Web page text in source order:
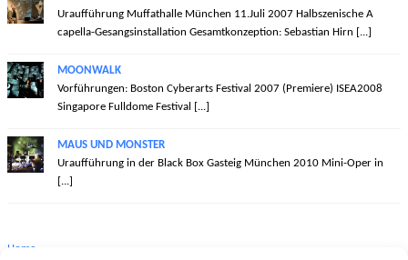
Uraufführung Muffathalle München 11.Juli 2007 Halbszenische A
capella-Gesangsinstallation Gesamtkonzeption: Sebastian Hirn [...]
MOONWALK
Vorführungen: Boston Cyberarts Festival 2007 (Premiere) ISEA2008
Singapore Fulldome Festival [...]
MAUS UND MONSTER
Uraufführung in der Black Box Gasteig München 2010 Mini-Oper in
[...]
Home